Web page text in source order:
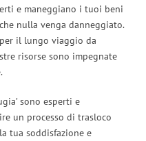
e maneggiano i tuoi beni
nulla venga danneggiato.
il lungo viaggio da
risorse sono impegnate
sono esperti e
un processo di trasloco
tua soddisfazione e